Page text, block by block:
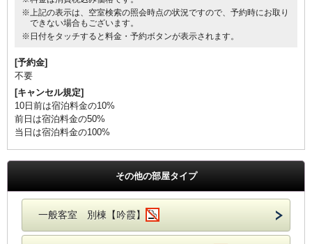
※上記の表示は、空室検索の照会時点の状況ですので、予約時にお取り
できない場合もございます。
※日付をタッチすると料金・予約ボタンが表示されます。
[予約金]
不要
[キャンセル規定]
10日前は宿泊料金の10%
前日は宿泊料金の50%
当日は宿泊料金の100%
その他の部屋タイプ
一般客室 別棟【吟霞】